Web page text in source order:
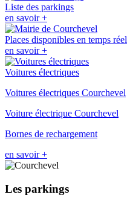
Liste des parkings
en savoir +
Places disponibles en temps réel
en savoir +
Voitures électriques
Voitures électriques Courchevel
Voiture électrique Courchevel
Bornes de rechargement
en savoir +
Les parkings